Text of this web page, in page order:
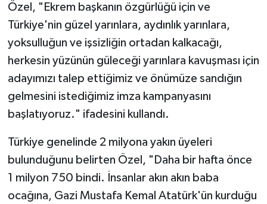
Özel, "Ekrem başkanın özgürlüğü için ve
Türkiye'nin güzel yarınlara, aydınlık yarınlara,
yoksulluğun ve işsizliğin ortadan kalkacağı,
herkesin yüzünün güleceği yarınlara kavuşması için
adayımızı talep ettiğimiz ve önümüze sandığın
gelmesini istediğimiz imza kampanyasını
başlatıyoruz." ifadesini kullandı.
Türkiye genelinde 2 milyona yakın üyeleri
bulunduğunu belirten Özel, "Daha bir hafta önce
1 milyon 750 bindi. İnsanlar akın akın baba
ocağına, Gazi Mustafa Kemal Atatürk'ün kurduğu